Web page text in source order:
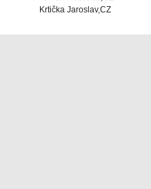
Krtička Jaroslav,CZ